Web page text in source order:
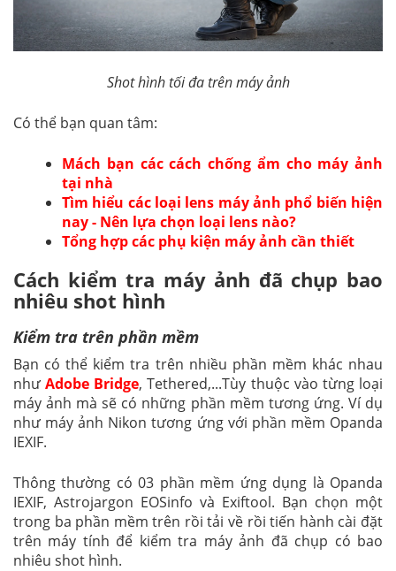
Shot hình tối đa trên máy ảnh
Có thể bạn quan tâm:
Mách bạn các cách chống ẩm cho máy ảnh
tại nhà
Tìm hiểu các loại lens máy ảnh phổ biến hiện
nay - Nên lựa chọn loại lens nào?
Tổng hợp các phụ kiện máy ảnh cần thiết
Cách kiểm tra máy ảnh đã chụp bao
nhiêu shot hình
Kiểm tra trên phần mềm
Bạn có thể kiểm tra trên nhiều phần mềm khác nhau
nhưAdobe Bridge, Tethered,...Tùy thuộc vào từng loại
máy ảnh mà sẽ có những phần mềm tương ứng. Ví dụ
như máy ảnh Nikon tương ứng với phần mềm Opanda
IEXIF.
Thông thường có 03 phần mềm ứng dụng là Opanda
IEXIF, Astrojargon EOSinfo và Exiftool. Bạn chọn một
trong ba phần mềm trên rồi tải về rồi tiến hành cài đặt
trên máy tính để kiểm tra máy ảnh đã chụp có bao
nhiêu shot hình.